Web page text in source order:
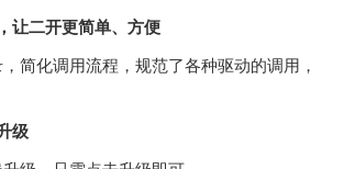
让二开更简单、方便
简化调用流程，规范了各种驱动的调用，
级